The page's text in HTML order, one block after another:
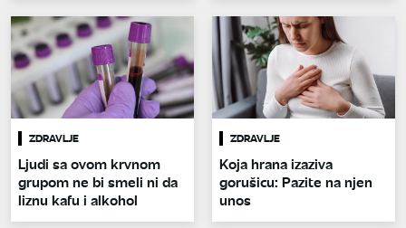
ZDRAVLJE
Ljudi sa ovom krvnom
grupom ne bi smeli ni da
liznu kafu i alkohol
ZDRAVLJE
Koja hrana izaziva
gorušicu: Pazite na njen
unos